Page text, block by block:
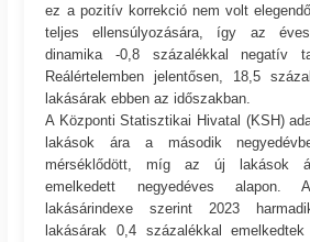
ez a pozitív korrekció nem volt
teljes ellensúlyozására, így az
dinamika -0,8 százalékkal negatív
Reálértelemben jelentősen, 18,5
lakásárak ebben az időszakban.
A Központi Statisztikai Hivatal (KSH)
lakások ára a második
mérséklődött, míg az új lakások
emelkedett negyedéves alapon.
lakásárindexe szerint 2023
lakásárak 0,4 százalékkal emelkedtek